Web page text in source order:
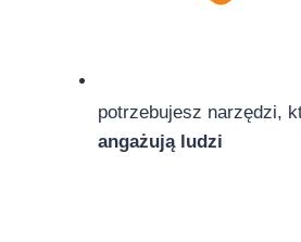
potrzebujesz narzędzi,
angażują ludzi